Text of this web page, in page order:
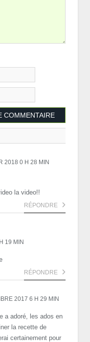
2018 0 H 28 MIN
la video!!
RÉPONDRE
19 MIN
RÉPONDRE
2017 6 H 29 MIN
a adoré, les ados en
la recette de
certainement pour